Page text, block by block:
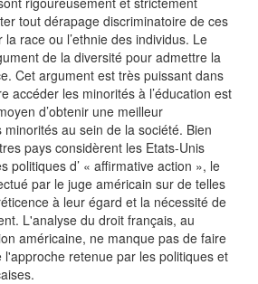
tout dérapage discriminatoire de ces
race ou l’ethnie des individus. Le
de la diversité pour admettre la
Cet argument est très puissant dans
accéder les minorités à l’éducation est
d’obtenir une meilleur
au sein de la société. Bien
pays considèrent les Etats-Unis
politiques d’ « affirmative action », le
par le juge américain sur de telles
à leur égard et la nécessité de
L'analyse du droit français, au
américaine, ne manque pas de faire
l'approche retenue par les politiques et